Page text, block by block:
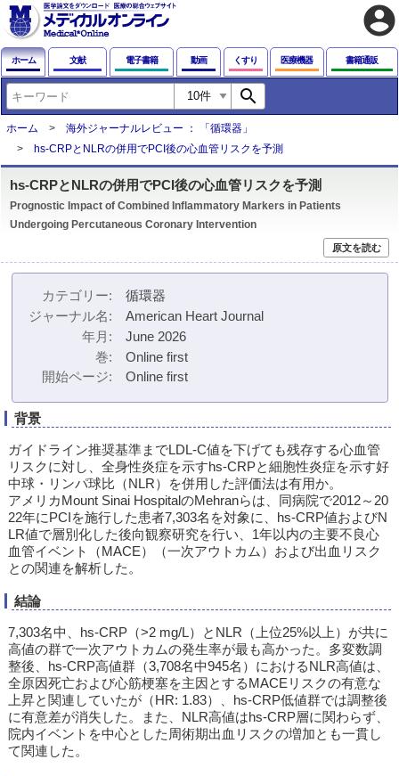
account_circle
ホーム 文献 電子書籍 動画 くすり 医療機器 書籍通販
search
ホーム
海外ジャーナルレビュー ： 「循環器」
hs-CRPとNLRの併用でPCI後の心血管リスクを予測
hs-CRPとNLRの併用でPCI後の心血管リスクを予測
Prognostic Impact of Combined Inflammatory Markers in Patients
Undergoing Percutaneous Coronary Intervention
原文を読む
カテゴリー
循環器
ジャーナル名
American Heart Journal
年月
June 2026
巻
Online first
開始ページ
Online first
背景
ガイドライン推奨基準までLDL-C値を下げても残存する心血管
リスクに対し、全身性炎症を示すhs-CRPと細胞性炎症を示す好
中球・リンパ球比（NLR）を併用した評価法は有用か。
アメリカMount Sinai HospitalのMehranらは、同病院で2012～20
22年にPCIを施行した患者7,303名を対象に、hs-CRP値およびN
LR値で層別化した後向観察研究を行い、1年以内の主要不良心
血管イベント（MACE）（一次アウトカム）および出血リスク
との関連を解析した。
結論
7,303名中、hs-CRP（>2 mg/L）とNLR（上位25%以上）が共に
高値の群で一次アウトカムの発生率が最も高かった。多変数調
整後、hs-CRP高値群（3,708名中945名）におけるNLR高値は、
全原因死亡および心筋梗塞を主因とするMACEリスクの有意な
上昇と関連していたが（HR: 1.83）、hs-CRP低値群では調整後
に有意差が消失した。また、NLR高値はhs-CRP層に関わらず、
院内イベントを中心とした周術期出血リスクの増加とも一貫し
て関連した。